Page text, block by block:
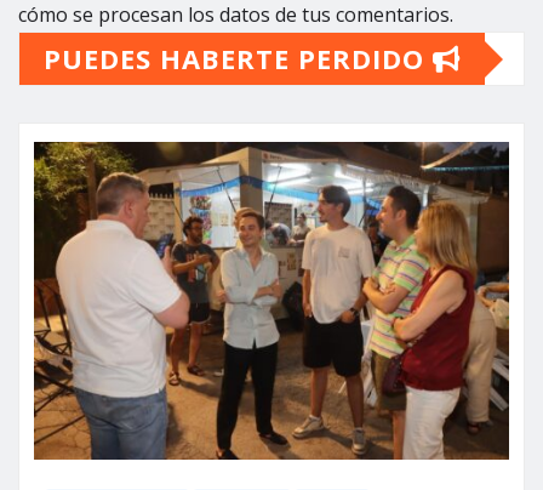
cómo se procesan los datos de tus comentarios.
PUEDES HABERTE PERDIDO